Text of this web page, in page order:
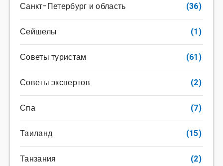
Санкт-Петербург и область (36)
Сейшелы (1)
Советы туристам (61)
Советы экспертов (2)
Спа (7)
Таиланд (15)
Танзания (2)